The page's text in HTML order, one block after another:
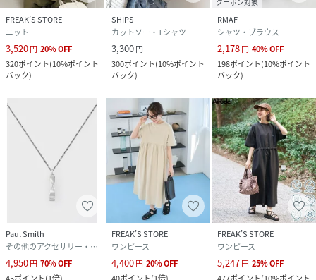
FREAK’S STORE
ニット
3,520円 20%OFF
320ポイント(10%ポイント
バック)
SHIPS
カットソー・Tシャツ
3,300円
300ポイント(10%ポイント
バック)
RMAF
シャツ・ブラウス
2,178円 40%OFF
198ポイント(10%ポイント
バック)
Paul Smith
その他のアクセサリー・腕時計
4,950円 70%OFF
FREAK’S STORE
ワンピース
4,400円 20%OFF
FREAK’S STORE
ワンピース
5,247円 25%OFF